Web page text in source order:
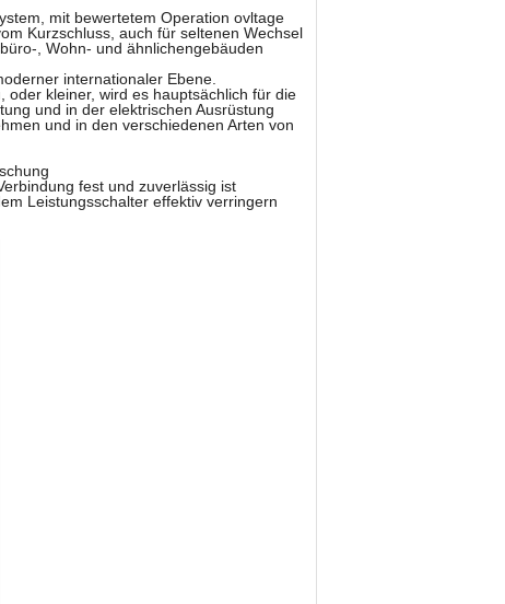
mit bewertetem Operation ovltage
Kurzschluss, auch für seltenen Wechsel
, Wohn- und ähnlichengebäuden
internationaler Ebene.
oder kleiner, wird es hauptsächlich für die
und in der elektrischen Ausrüstung
und in den verschiedenen Arten von
fest und zuverlässig ist
Leistungsschalter effektiv verringern